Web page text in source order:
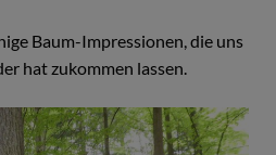
Baum-Impressionen, die uns
hat zukommen lassen.